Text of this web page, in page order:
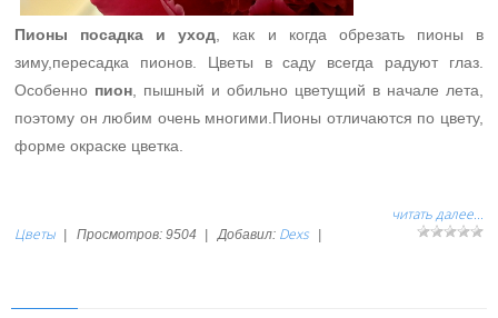
Пионы посадка и уход , как и когда обрезать пионы в
зиму,пересадка пионов. Цветы в саду всегда радуют глаз.
Особенно пион , пышный и обильно цветущий в начале лета,
поэтому он любим очень многими.Пионы отличаются по цвету,
форме окраске цветка.
читать далее...
Цветы
Просмотров: 9504 Добавил: Dexs